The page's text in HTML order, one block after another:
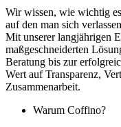
Wir wissen, wie wichtig
auf den man sich
Mit unserer langjährigen
maßgeschneiderten
Beratung bis zur
Wert auf Transparenz,
Zusammenarbeit.
Warum Coffino?